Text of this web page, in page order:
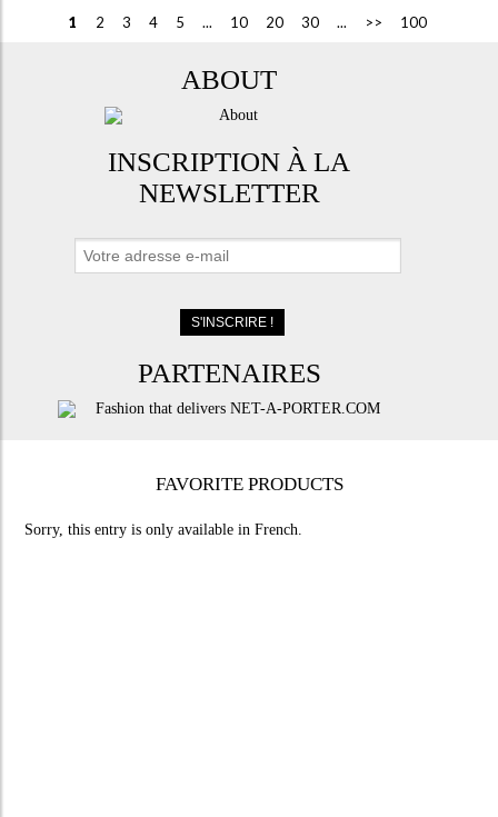
1 2 3 4 5 ... 10 20 30 ... >> 100
ABOUT
INSCRIPTION À LA
NEWSLETTER
PARTENAIRES
FAVORITE PRODUCTS
Sorry, this entry is only available inFrench.